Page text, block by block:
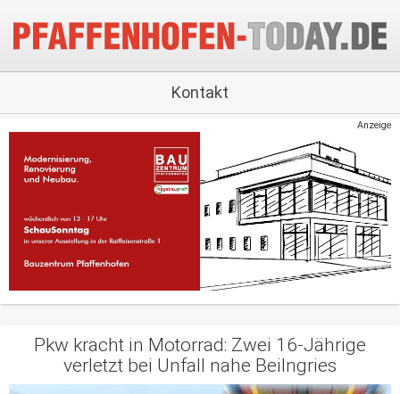
Kontakt
Anzeige
Pkw kracht in Motorrad: Zwei 16-Jährige
verletzt bei Unfall nahe Beilngries